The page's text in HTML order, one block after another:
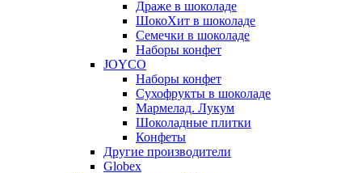
Драже в шоколаде
ШокоХит в шоколаде
Семечки в шоколаде
Наборы конфет
JOYCO
Наборы конфет
Сухофрукты в шоколаде
Мармелад. Лукум
Шоколадные плитки
Конфеты
Другие производители
Globex